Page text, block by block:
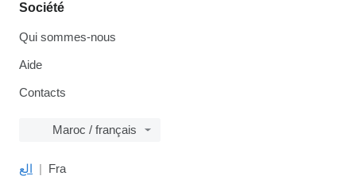
Société
Qui sommes-nous
Aide
Contacts
Maroc / français
الع Fra